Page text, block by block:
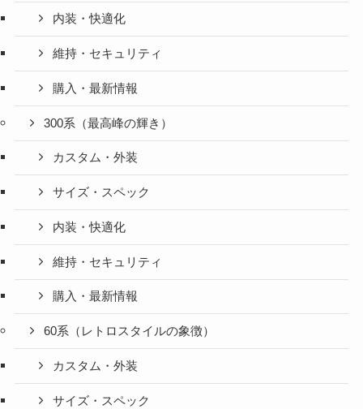
内装・快適化
維持・セキュリティ
購入・最新情報
300系（最高峰の輝き）
カスタム・外装
サイズ・スペック
内装・快適化
維持・セキュリティ
購入・最新情報
60系（レトロスタイルの象徴）
カスタム・外装
サイズ・スペック